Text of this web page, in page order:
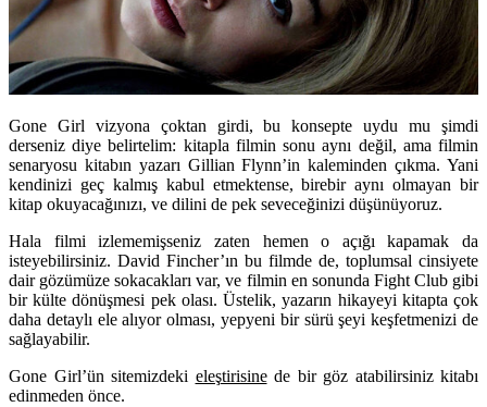
Gone Girl vizyona çoktan girdi, bu konsepte uydu mu şimdi
derseniz diye belirtelim: kitapla filmin sonu aynı değil, ama filmin
senaryosu kitabın yazarı Gillian Flynn’in kaleminden çıkma. Yani
kendinizi geç kalmış kabul etmektense, birebir aynı olmayan bir
kitap okuyacağınızı, ve dilini de pek seveceğinizi düşünüyoruz.
Hala filmi izlememişseniz zaten hemen o açığı kapamak da
isteyebilirsiniz. David Fincher’ın bu filmde de, toplumsal cinsiyete
dair gözümüze sokacakları var, ve filmin en sonunda Fight Club gibi
bir külte dönüşmesi pek olası. Üstelik, yazarın hikayeyi kitapta çok
daha detaylı ele alıyor olması, yepyeni bir sürü şeyi keşfetmenizi de
sağlayabilir.
Gone Girl’ün sitemizdeki eleştirisinede bir göz atabilirsiniz kitabı
edinmeden önce.